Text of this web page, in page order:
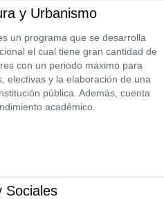
y Urbanismo
un programa que se desarrolla
el cual tiene gran cantidad de
con un periodo máximo para
electivas y la elaboración de una
pública. Además, cuenta
académico.
Sociales